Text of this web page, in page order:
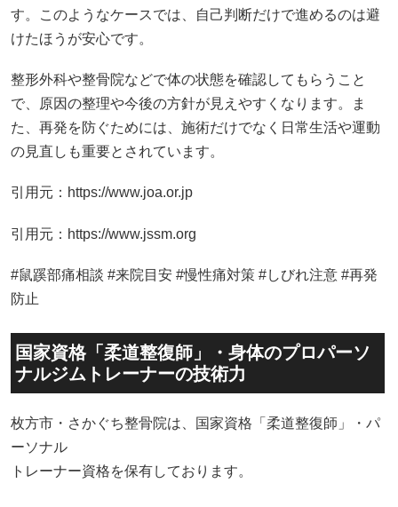
す。このようなケースでは、自己判断だけで進めるのは避
けたほうが安心です。
整形外科や整骨院などで体の状態を確認してもらうこと
で、原因の整理や今後の方針が見えやすくなります。ま
た、再発を防ぐためには、施術だけでなく日常生活や運動
の見直しも重要とされています。
引用元：https://www.joa.or.jp
引用元：https://www.jssm.org
#鼠蹊部痛相談 #来院目安 #慢性痛対策 #しびれ注意 #再発
防止
国家資格「柔道整復師」・身体のプロパーソ
ナルジムトレーナーの技術力
枚方市・さかぐち整骨院は、国家資格「柔道整復師」・パ
ーソナル
トレーナー資格を保有しております。